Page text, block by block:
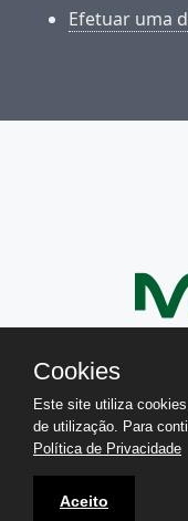
Efetuar uma
Cookies
Este site utiliza
de utilização. Para
Política de Privacidade
Aceito